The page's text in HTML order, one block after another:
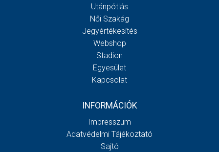
Utánpótlás
Női Szakág
Jegyértékesítés
Webshop
Stadion
Egyesület
Kapcsolat
INFORMÁCIÓK
Impresszum
Adatvédelmi Tájékoztató
Sajtó